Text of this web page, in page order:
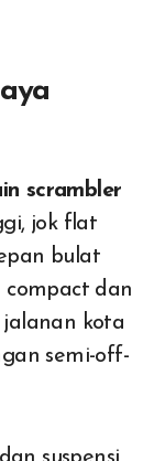
scrambler
jok flat
bulat
compact dan
jalanan kota
semi-off-